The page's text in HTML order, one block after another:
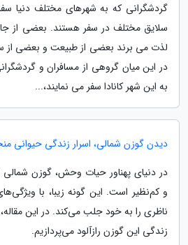
گردشگرانی که به شهرهای مختلف دنیا
سلایق مختلف در سفر هستند. بعضی از
لذت می برند بعضی از طبیعت و بعضی از
در این میان گروهی از مسافران و
به این شهر کانادا سفر می نمایند،...
دیدن گوزن شمالی، اسرار زندگی حیوانی
در دنیای پهناور حیات وحش، گوزن شمالی
و کم‌نظیر است. این گونه زیبا، با
ناظری را به خود جلب می‌کند. در این
زندگی این گوزن رازآلود می‌پردازیم.